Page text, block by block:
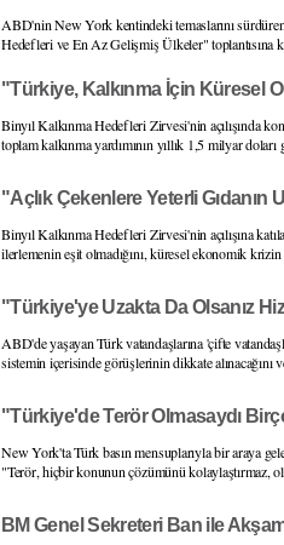
ABD'nin New York kentindeki temaslarını
Hedefleri ve En Az Gelişmiş Ülkeler" toplantısına
"Türkiye, Kalkınma İçin Küresel
Binyıl Kalkınma Hedefleri Zirvesi'nin açılışında
toplam kalkınma yardımının yıllık 1,5 milyar
"Açlık Çekenlere Yeterli Gıdanın
Binyıl Kalkınma Hedefleri Zirvesi'nin açılışına
ilerlemenin eşit olmadığını, küresel ekonomik
"Türkiye'ye Uzakta Da Olsanız
ABD'de yaşayan Türk vatandaşlarına 'çifte
sistemin içerisinde görüşlerinin dikkate
"Türkiye'de Terör Olmasaydı
New York'ta Türk basın mensuplarıyla bir araya
"Terör, hiçbir konunun çözümünü kolaylaştırmaz,
BM Genel Sekreteri Ban ile